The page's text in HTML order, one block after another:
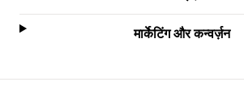
मार्केटिंग और कन्वर्ज़न